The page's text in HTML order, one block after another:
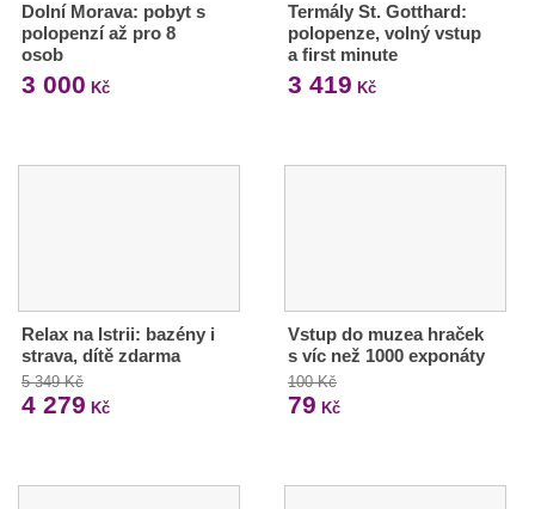
Dolní Morava: pobyt s
polopenzí až pro 8
osob
3 000 Kč
Termály St. Gotthard:
polopenze, volný vstup
a first minute
3 419 Kč
Relax na Istrii: bazény i
strava, dítě zdarma
5 349 Kč
4 279 Kč
Vstup do muzea hraček
s víc než 1000 exponáty
100 Kč
79 Kč